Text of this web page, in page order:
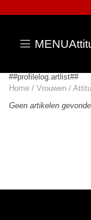
MENU
##profilelog.artlist##
Home / Vrouwen /
Geen artikelen